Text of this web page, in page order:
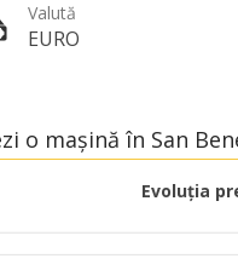
Valută
EURO
o mașină în San
Evoluția